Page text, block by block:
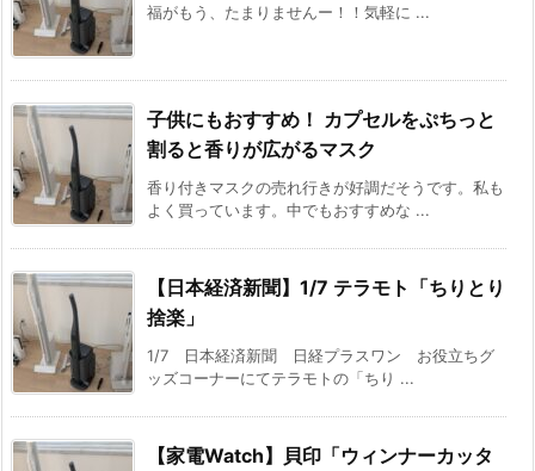
福がもう、たまりませんー！！気軽に ...
子供にもおすすめ！ カプセルをぷちっと
割ると香りが広がるマスク
香り付きマスクの売れ行きが好調だそうです。私も
よく買っています。中でもおすすめな ...
【日本経済新聞】1/7 テラモト「ちりとり
捨楽」
1/7 日本経済新聞 日経プラスワン お役立ちグ
ッズコーナーにてテラモトの「ちり ...
【家電Watch】貝印「ウィンナーカッタ